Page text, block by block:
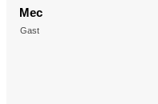
Mec
Gast